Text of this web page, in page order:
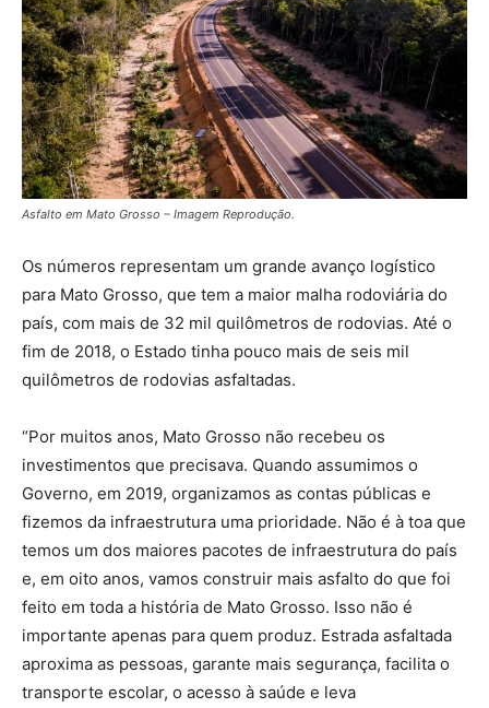
Asfalto em Mato Grosso – Imagem Reprodução.
Os números representam um grande avanço logístico
para Mato Grosso, que tem a maior malha rodoviária do
país, com mais de 32 mil quilômetros de rodovias. Até o
fim de 2018, o Estado tinha pouco mais de seis mil
quilômetros de rodovias asfaltadas.
“Por muitos anos, Mato Grosso não recebeu os
investimentos que precisava. Quando assumimos o
Governo, em 2019, organizamos as contas públicas e
fizemos da infraestrutura uma prioridade. Não é à toa que
temos um dos maiores pacotes de infraestrutura do país
e, em oito anos, vamos construir mais asfalto do que foi
feito em toda a história de Mato Grosso. Isso não é
importante apenas para quem produz. Estrada asfaltada
aproxima as pessoas, garante mais segurança, facilita o
transporte escolar, o acesso à saúde e leva